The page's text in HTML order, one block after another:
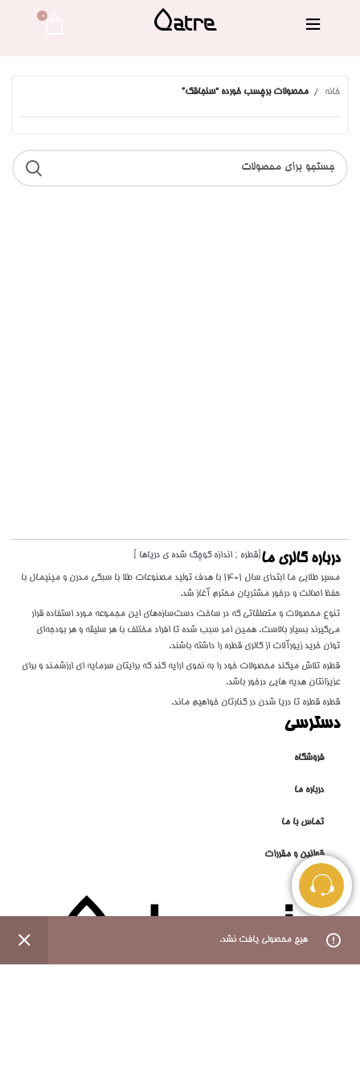
0
خانه محصولات برچسب خورده “سنجاقک”
هیچ محصولی یافت نشد.
درباره گالری ما [قطره ; اندازه کوچک شده ی دریاها ]
مسیر طلایی ما ابتدای سال 1401 با هدف تولید مصنوعات طلا با سبکی مدرن و مینیمال با
حفظ اصالت و درخور مشتریان محترم آغاز شد.
تنوع محصولات و متعلقاتی که در ساخت دست‌سازه‌های این مجموعه مورد استفاده قرار
می‌گیرند بسیار بالاست. همین امر سبب شده تا افراد مختلف با هر سلیقه و هر بودجه‌ای
توان خرید زیورآلات از گالری قطره را داشته باشند.
قطره تلاش میکند محصولات خود را به نحوی ارایه کند که برایتان سرمایه ای ارزشمند و برای
عزیزانتان هدیه هایی درخور باشد.
قطره قطره تا دریا شدن در کنارتان خواهیم ماند.
دسترسی
فروشگاه
درباره ما
تماس با ما
قوانین و مقررات
فروشگاه فیلتر ها علاقه مندی ها محصول حساب کاربری من